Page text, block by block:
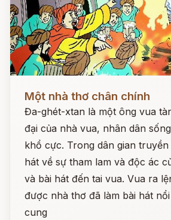
Một nhà thơ chân chính
Đa-ghét-xtan là một ông vua
đại của nhà vua, nhân dân
khổ cực. Trong dân gian
hát về sự tham lam và độc ác
và bài hát đến tai vua. Vua ra
được nhà thơ đã làm bài hát
cung